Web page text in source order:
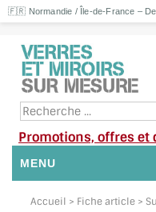
🇫🇷 Normandie / Île-de-France –
Promotions, offres et
MENU
NOUS CONTACTER
Accueil > Fiche article >